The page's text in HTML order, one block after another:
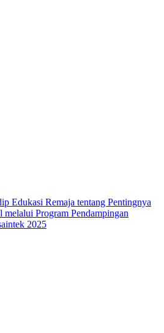
Edukasi Remaja tentang Pentingnya
Program Pendampingan
2025